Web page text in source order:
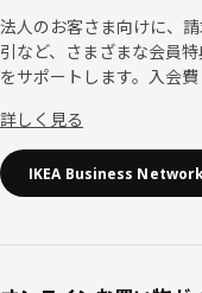
法人のお客さま向けに、
引など、さまざまな会員
をサポートします。入会費
詳しく見る
IKEA Business Network